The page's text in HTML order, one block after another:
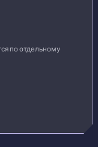
по отдельному